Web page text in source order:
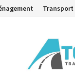
Transport